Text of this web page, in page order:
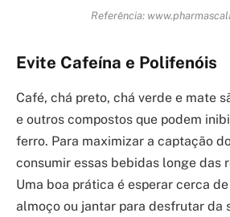
Referência:
Evite Cafeína e Polifenóis
Café, chá preto, chá verde e mate
e outros compostos que podem
ferro. Para maximizar a captação
consumir essas bebidas longe das
Uma boa prática é esperar cerca
almoço ou jantar para desfrutar da